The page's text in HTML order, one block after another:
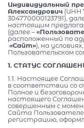
Индивидуальный
Александрович (ИНН
304770000123791),
настоящим
(далее –
расположенный по
«Сайт»), на
Пользовательском
1. СТАТУС
1.1. Настоящее
в соответствии со
Полное и
настоящего
совершенным с
Сайта
регистрацию,